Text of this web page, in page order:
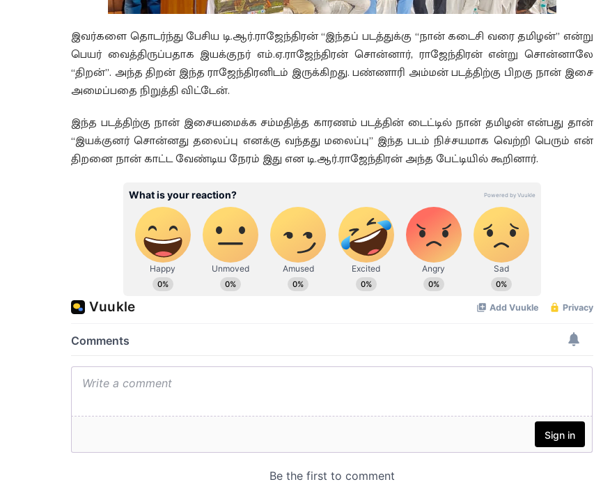
இவர்களை தொடர்ந்து பேசிய டி.ஆர்.ராஜேந்திரன் “இந்தப் படத்துக்கு “நான் கடைசி வரை தமிழன்” என்று
பெயர் வைத்திருப்பதாக இயக்குநர் எம்.ஏ.ராஜேந்திரன் சொன்னார், ராஜேந்திரன் என்று சொன்னாலே
“திறன்”. அந்த திறன் இந்த ராஜேந்திரனிடம் இருக்கிறது. பண்ணாரி அம்மன் படத்திற்கு பிறகு நான் இசை
அமைப்பதை நிறுத்தி விட்டேன்.
இந்த படத்திற்கு நான் இசையமைக்க சம்மதித்த காரணம் படத்தின் டைட்டில் நான் தமிழன் என்பது தான்
“இயக்குனர் சொன்னது தலைப்பு எனக்கு வந்தது மலைப்பு” இந்த படம் நிச்சயமாக வெற்றி பெரும் என்
திறனை நான் காட்ட வேண்டிய நேரம் இது என டி.ஆர்.ராஜேந்திரன் அந்த பேட்டியில் கூறினார்.